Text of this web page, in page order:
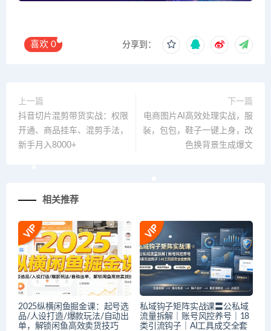
喜欢 0 分享到：
上一篇
抖音切片混剪带货实战：权限
开通、商品挂车、混剪手法，
新手月入8000+
下一篇
电商图片AI高效处理实战，服
装，包包，鞋子一键上身，改
色换背景生成爆文
相关推荐
2025纵横闲鱼掘金课：起号选
品/人设打造/爆款玩法/自动出
单，解锁闲鱼高效卖货技巧
私域钩子矩阵实战课〓公私域
流量拆解｜账号风控养号｜18
类引流钩子｜AI工具成交全套